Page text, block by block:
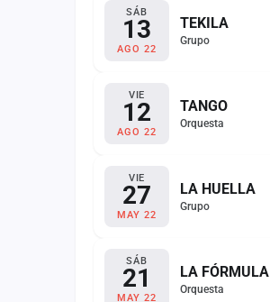
SÁB
13
AGO 22
TEKILA
Grupo
VIE
12
AGO 22
TANGO
Orquesta
VIE
27
MAY 22
LA HUELLA
Grupo
SÁB
21
MAY 22
LA FÓRMULA
Orquesta